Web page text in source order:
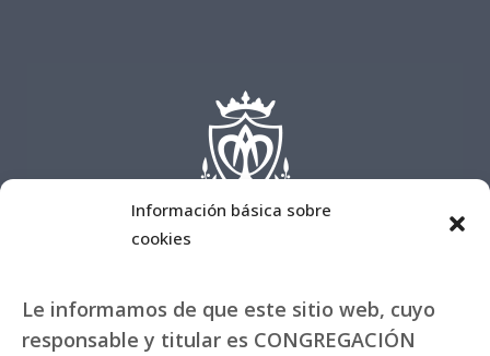
Información básica sobre
cookies
Le informamos de que este sitio web, cuyo
responsable y titular es CONGREGACIÓN